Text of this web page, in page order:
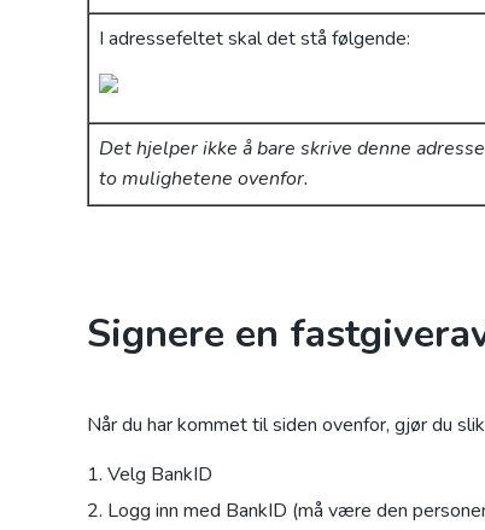
I adressefeltet skal det stå følgende:
Det hjelper ikke å bare skrive denne
to mulighetene ovenfor.
Signere en
Når du har kommet til siden ovenfor, gjør du
Velg BankID
Logg inn med BankID (må være den